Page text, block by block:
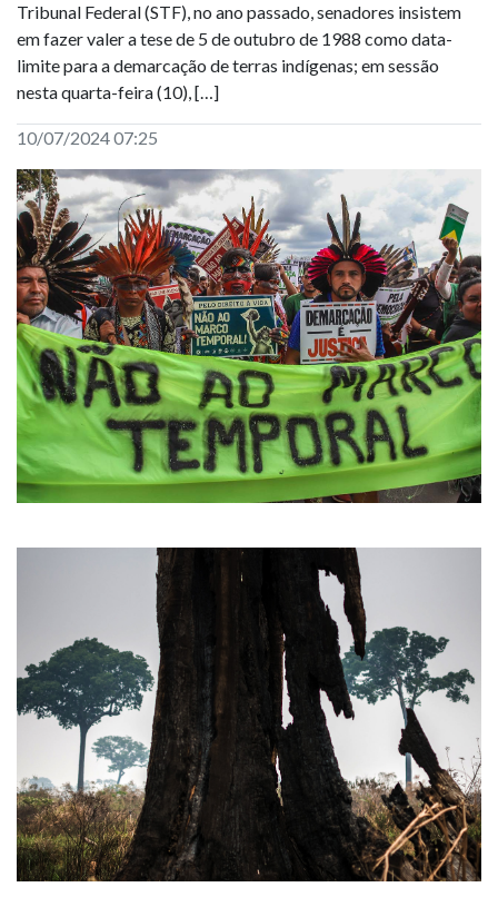
Tribunal Federal (STF), no ano passado, senadores insistem
em fazer valer a tese de 5 de outubro de 1988 como data-
limite para a demarcação de terras indígenas; em sessão
nesta quarta-feira (10), […]
10/07/2024 07:25